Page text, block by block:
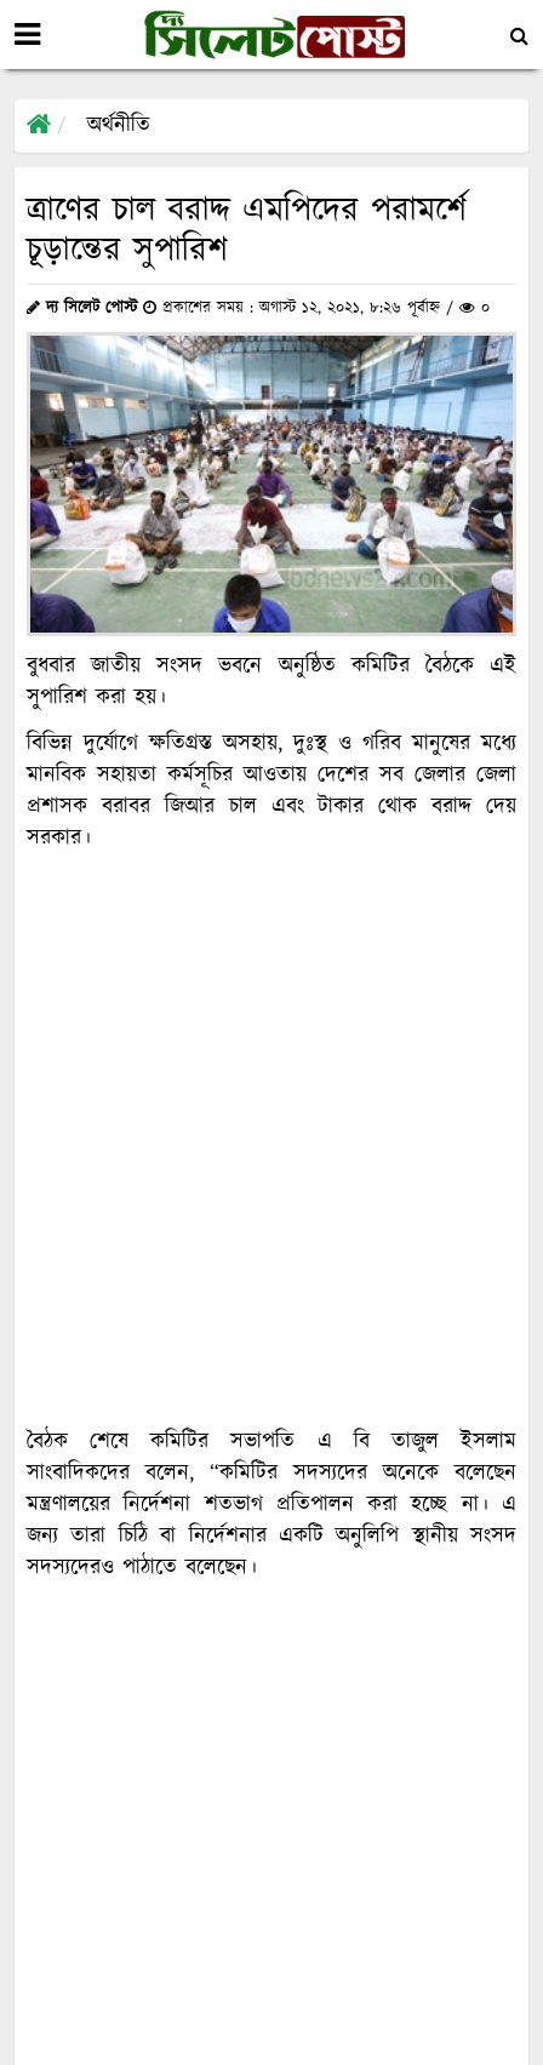
অর্থনীতি
ত্রাণের চাল বরাদ্দ এমপিদের পরামর্শে
চূড়ান্তের সুপারিশ
দ্য সিলেট পোস্ট প্রকাশের সময় : অগাস্ট ১২, ২০২১, ৮:২৬ পূর্বাহ্ন / ০
বুধবার জাতীয় সংসদ ভবনে অনুষ্ঠিত কমিটির বৈঠকে এই
সুপারিশ করা হয়।
বিভিন্ন দুর্যোগে ক্ষতিগ্রস্ত অসহায়, দুঃস্থ ও গরিব মানুষের মধ্যে
মানবিক সহায়তা কর্মসূচির আওতায় দেশের সব জেলার জেলা
প্রশাসক বরাবর জিআর চাল এবং টাকার থোক বরাদ্দ দেয়
সরকার।
বৈঠক শেষে কমিটির সভাপতি এ বি তাজুল ইসলাম
সাংবাদিকদের বলেন, “কমিটির সদস্যদের অনেকে বলেছেন
মন্ত্রণালয়ের নির্দেশনা শতভাগ প্রতিপালন করা হচ্ছে না। এ
জন্য তারা চিঠি বা নির্দেশনার একটি অনুলিপি স্থানীয় সংসদ
সদস্যদেরও পাঠাতে বলেছেন।